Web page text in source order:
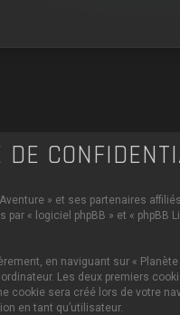
» et ses partenaires
par « logiciel phpBB » et «
en naviguant sur «
Les deux premiers
cookie sera créé lors de votre
en tant qu’utilisateur.